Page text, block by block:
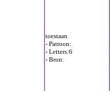
toestaan
- Patroon:
- Letters:6
- Bron: